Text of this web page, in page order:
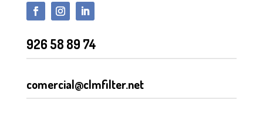
926 58 89 74
comercial@clmfilter.net